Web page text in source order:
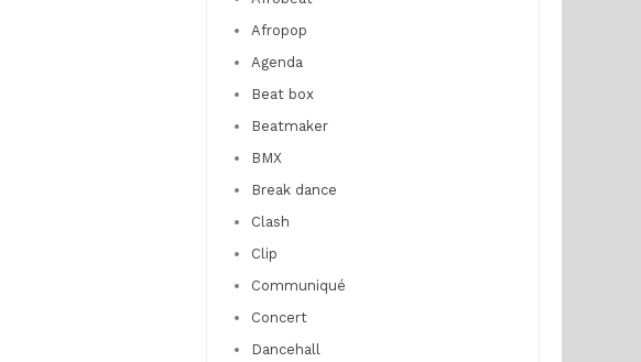
Afropop
Agenda
Beat box
Beatmaker
BMX
Break dance
Clash
Clip
Communiqué
Concert
Dancehall